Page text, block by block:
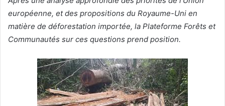
e
r
u
c
o
u
r
européenne, et des propositions du Royaume-Uni en
matière de déforestation importée, la Plateforme Forêts et
Communautés sur ces questions prend position.